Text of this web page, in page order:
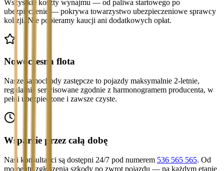
Wszystkie koszty wynajmu — od paliwa startowego po
ubezpieczenie — pokrywa towarzystwo ubezpieczeniowe sprawcy
kolizji. Nie pobieramy kaucji ani dodatkowych opłat.
Nowoczesna flota
Nasze samochody zastępcze to pojazdy maksymalnie 2-letnie,
regularnie serwisowane zgodnie z harmonogramem producenta, w
pełni ubezpieczone i zawsze czyste.
Wsparcie przez całą dobę
Nasi konsultanci są dostępni 24/7 pod numerem 536 565 565. Od
momentu zgłoszenia szkody po zwrot pojazdu — na każdym etapie